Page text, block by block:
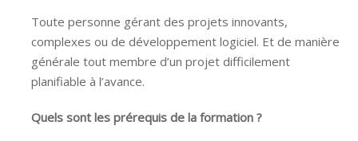
Toute personne gérant des projets innovants,
complexes ou de développement logiciel. Et de manière
générale tout membre d’un projet difficilement
planifiable à l’avance.
Quels sont les prérequis de la formation ?